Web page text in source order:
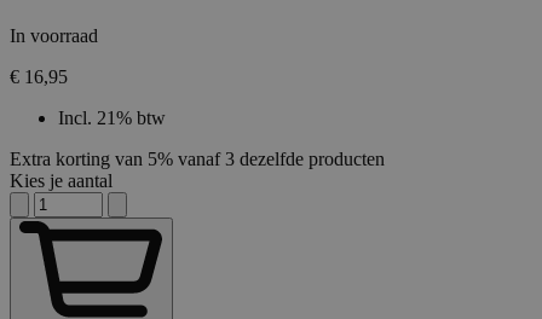
In voorraad
€ 16,95
Incl. 21% btw
Extra korting van 5% vanaf 3 dezelfde producten
Kies je aantal